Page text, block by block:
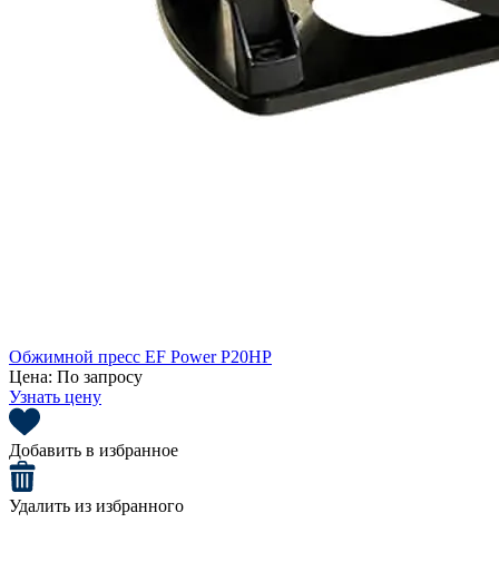
Обжимной пресс EF Power P20HP
Цена: По запросу
Узнать цену
Добавить в избранное
Удалить из избранного